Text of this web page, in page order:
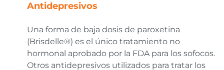
Antidepresivos
Una forma de baja dosis de paroxetina
(Brisdelle®) es el único tratamiento no
hormonal aprobado por la FDA para los sofocos.
Otros antidepresivos utilizados para tratar los